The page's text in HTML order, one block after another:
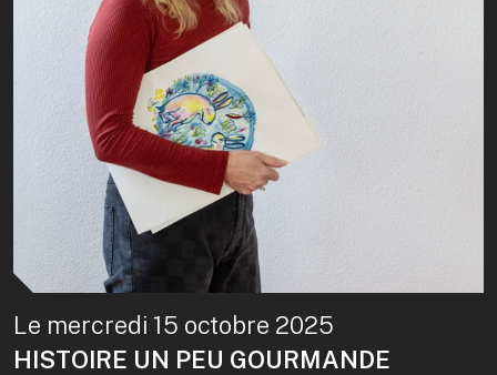
Le mercredi 15 octobre 2025
HISTOIRE UN PEU GOURMANDE